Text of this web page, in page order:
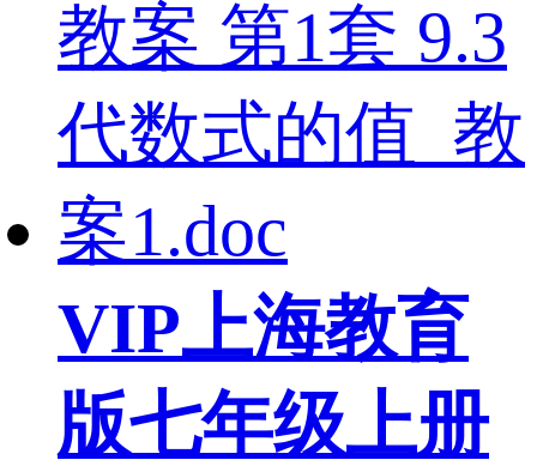
VIP上海教育
版七年级上册